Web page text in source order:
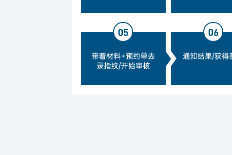
05
带着材料+预约单去
录指纹/开始审核
06
通知结果/获得